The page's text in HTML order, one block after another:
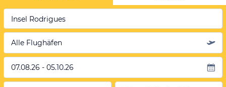
Insel Rodrigues
Alle Flughäfen
07.08.26 - 05.10.26